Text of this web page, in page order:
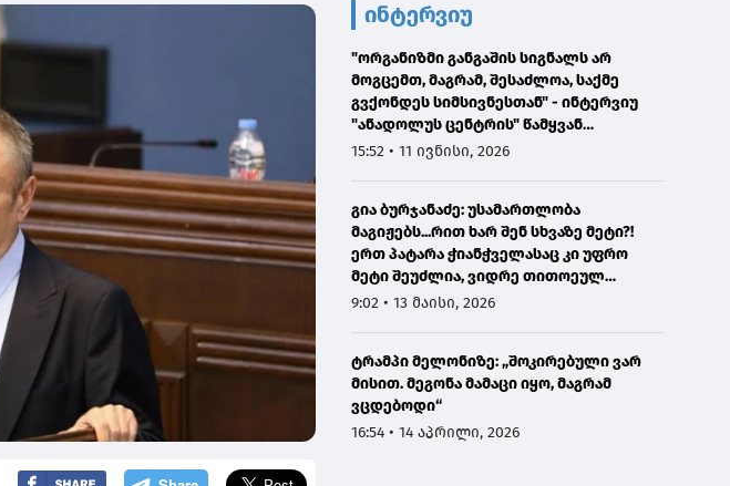
ინტერვიუ
"ორგანიზმი განგაშის სიგნალს არ
მოგცემთ, მაგრამ, შესაძლოა, საქმე
გვქონდეს სიმსივნესთან" - ინტერვიუ
"ანადოლუს ცენტრის" წამყვან
ონკოლოგთან
15:52 • 11 ივნისი, 2026
გია ბურჯანაძე: უსამართლობა
მაგიჟებს...რით ხარ შენ სხვაზე მეტი?!
ერთ პატარა ჭიანჭველასაც კი უფრო
მეტი შეუძლია, ვიდრე თითოეულ
ჩვენგანს...
9:02 • 13 მაისი, 2026
ტრამპი მელონიზე: „შოკირებული ვარ
მისით. მეგონა მამაცი იყო, მაგრამ
ვცდებოდი“
16:54 • 14 აპრილი, 2026